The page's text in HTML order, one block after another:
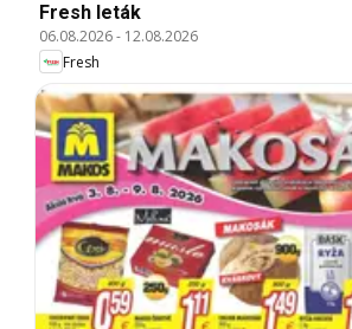
Fresh leták
06.08.2026- 12.08.2026
Fresh